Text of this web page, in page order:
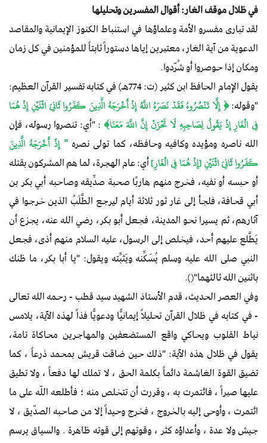
في ظلال موقف الغار: أقوال المفسرين وتحليلها
لقد تبارى مفسرو الأمة وعلماؤها في استنباط الكنوز الإيمانية والمقاصد
الدعوية من آية الغار، معتبرين إياها دستوراً ثابتاً للمؤمنين في كل زمان
ومكان إذا حوصروا أو شُرّدوا.
يقول الإمام الحافظ ابن كثير (ت: 774هـ) في كتابه تفسير القرآن العظيم:
"وقوله:﴿ إِلَّا تَنْصُرُوهُ فَقَدْ نَصَرَهُ اللَّهُ إِذْ أَخْرَجَهُ الَّذِينَ كَفَرُوا ثَانِيَ اثْنَيْنِ إِذْ هُمَا
فِي الْغَارِ إِذْ يَقُولُ لِصَاحِبِهِ لَا تَحْزَنْ إِنَّ اللَّهَ مَعَنَا﴾ : "أي: تنصروا رسوله، فإن
الله ناصره ومؤيده وكافيه وحافظه، كما تولى نصره{ إِذْ أَخْرَجَهُ الَّذِينَ
كَفَرُوا ثَانِيَ اثْنَيْنِ [إِذْ هُمَا فِي الْغَارِ]أي: عام الهجرة، لما هم المشركون بقتله
أو حبسه أو نفيه، فخرج منهم هاربًا صحبة صدِّيقه وصاحبه أبي بكر بن
أبي قحافة، فلجأ إلى غار ثور ثلاثة أيام ليرجع الطَّلَبُ الذين خرجوا في
آثارهم، ثم يسيرا نحو المدينة، فجعل أبو بكر، رضي الله عنه، يجزع أن
يَطَّلع عليهم أحد، فيخلص إلى الرسول، عليه السلام منهم أذى، فجعل
النبي صلى الله عليه وسلم يُسَكِّنه ويَثبِّته ويقول: "يا أبا بكر، ما ظنك
باثنين الله ثالثهما"().
وفي العصر الحديث، قدم الأستاذ الشهيد سيد قطب - رحمه الله تعالى
- في كتابه في ظلال القرآن تحليلاً إيمانيًّا ودعويًّا فذاً لهذه الآية، يلامس
نياط القلوب ويحاكي واقع المستضعفين والمهاجرين محاكاة تامة،
يقول في ظلال هذه الآية: "ذلك حين ضاقت قريش بمحمد ذرعاً ، كما
تضيق القوة الغاشمة دائماً بكلمة الحق ، لا تملك لها دفعاً ، ولا تطيق
عليها صبراً ، فائتمرت به ، وقررت أن تتخلص منه ؛ فأطلعه اللّه على ما
ائتمرت ، وأوحى إليه بالخروج ، فخرج وحيداً إلا من صاحبه الصدّيق ، لا
جيش ولا عدة ، وأعداؤه كثر ، وقوتهم إلى قوته ظاهرة . والسياق يرسم